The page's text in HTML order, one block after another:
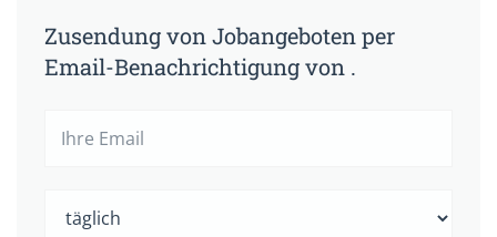
Zusendung von Jobangeboten per
Email-Benachrichtigung von .